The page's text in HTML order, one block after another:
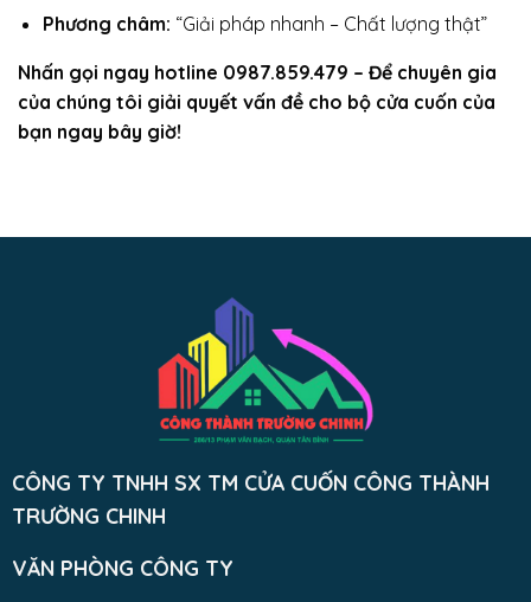
Phương châm: “Giải pháp nhanh – Chất lượng thật”
Nhấn gọi ngay hotline 0987.859.479 – Để chuyên gia
của chúng tôi giải quyết vấn đề cho bộ cửa cuốn của
bạn ngay bây giờ!
CÔNG TY TNHH SX TM CỬA CUỐN CÔNG THÀNH
TRƯỜNG CHINH
VĂN PHÒNG CÔNG TY